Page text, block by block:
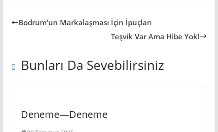
Bodrum’un Markalaşması İçin İpuçları
Teşvik Var Ama Hibe Yok!
Bunları Da Sevebilirsiniz
Deneme—Deneme